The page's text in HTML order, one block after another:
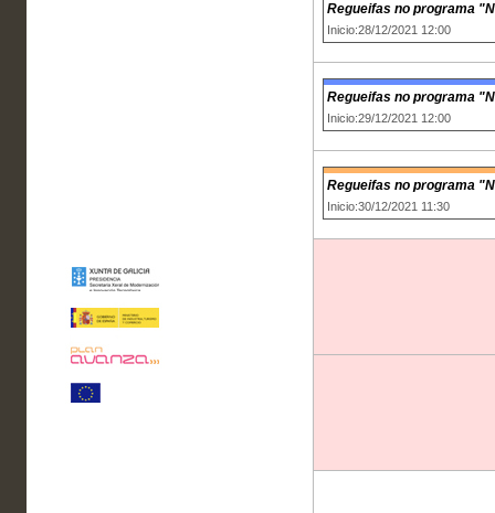
Regueifas no programa
Inicio:28/12/2021 12:00
Regueifas no programa
Inicio:29/12/2021 12:00
Regueifas no programa
Inicio:30/12/2021 11:30